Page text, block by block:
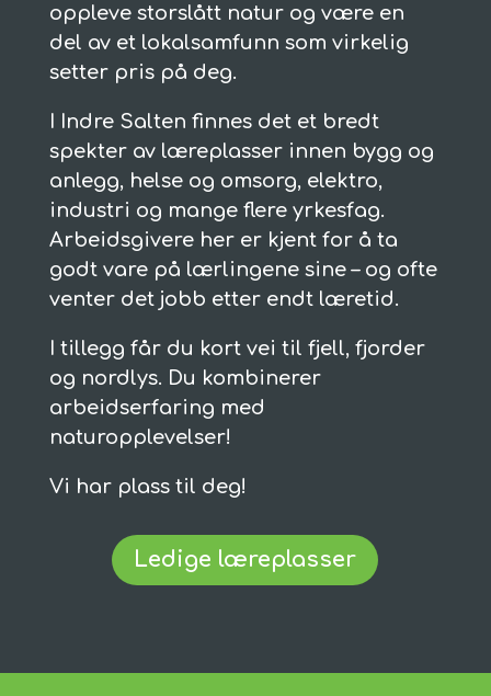
oppleve storslått natur og være en
del av et lokalsamfunn som virkelig
setter pris på deg.
I Indre Salten finnes det et bredt
spekter av læreplasser innen bygg og
anlegg, helse og omsorg, elektro,
industri og mange flere yrkesfag.
Arbeidsgivere her er kjent for å ta
godt vare på lærlingene sine – og ofte
venter det jobb etter endt læretid.
I tillegg får du kort vei til fjell, fjorder
og nordlys. Du kombinerer
arbeidserfaring med
naturopplevelser!
Vi har plass til deg!
Ledige læreplasser